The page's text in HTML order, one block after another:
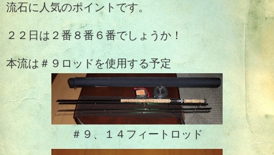
流石に人気のポイントです。
２２日は２番８番６番でしょうか！
本流は＃９ロッドを使用する予定
＃９、１４フィートロッド